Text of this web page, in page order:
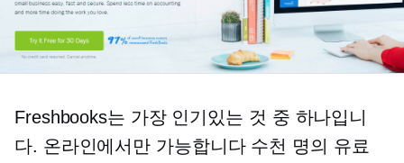
Freshbooks는 가장 인기있는 것 중 하나입니
다. 온라인에서만 가능합니다수천 명의 유료